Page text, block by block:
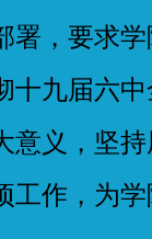
署，要求
十九届六
意义，坚
工作，为